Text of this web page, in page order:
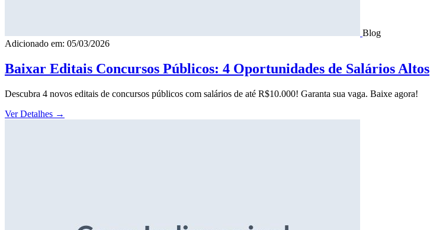
Blog
Adicionado em: 05/03/2026
Baixar Editais Concursos Públicos: 4 Oportunidades de Salários Altos
Descubra 4 novos editais de concursos públicos com salários de até R$10.000! Garanta sua vaga. Baixe agora!
Ver Detalhes →